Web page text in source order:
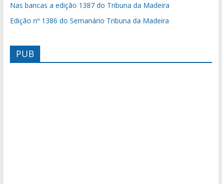
Nas bancas a edição 1387 do Tribuna da Madeira
Edição nº 1386 do Semanário Tribuna da Madeira
PUB